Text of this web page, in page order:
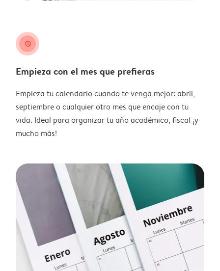
clock
Empieza con el mes que prefieras
Empieza tu calendario cuando te venga mejor: abril,
septiembre o cualquier otro mes que encaje con tu
vida. Ideal para organizar tu año académico, fiscal ¡y
mucho más!